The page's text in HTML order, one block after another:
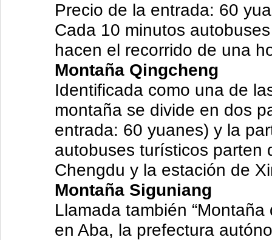
Precio de la entrada: 60
Cada 10 minutos
hacen el recorrido de una
Montaña Qingcheng
Identificada como una de
montaña se divide en dos
entrada: 60 yuanes) y la
autobuses turísticos parten
Chengdu y la estación de
Montaña Siguniang
Llamada también
en Aba, la prefectura